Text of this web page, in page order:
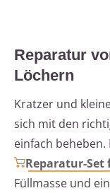
Reparatur
Löchern
Kratzer und
sich mit den
einfach beheben.
Reparatur-
Füllmasse und